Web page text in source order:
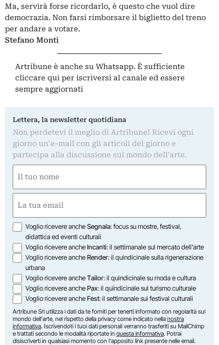
Ma, servirà forse ricordarlo, è questo che vuol dire
democrazia. Non farsi rimborsare il biglietto del treno
per andare a votare.
Stefano Monti
Artribune è anche su Whatsapp. È sufficiente
cliccare qui per iscriversi al canale ed essere
sempre aggiornati
Lettera, la newsletter quotidiana
Non perdetevi il meglio di Artribune! Ricevi ogni
giorno un'e-mail con gli articoli del giorno e
partecipa alla discussione sul mondo dell'arte.
(Required)
First
(Required)
Opzioni
Voglio ricevere ancheSegnala: focus su mostre, festival,
didattica ed eventi culturali
Voglio ricevere ancheIncanti: il settimanale sul mercato dell'arte
Voglio ricevere ancheRender: il quindicinale sulla rigenerazione
urbana
Voglio ricevere ancheTailor: il quindicinale su moda e cultura
Voglio ricevere anchePax: il quindicinale sul turismo culturale
Voglio ricevere ancheFest: il settimanale sui festival culturali
Artribune Srl utilizza i dati da te forniti per tenerti informato con regolarità sul
mondo dell'arte, nel rispetto della privacy come indicato nella nostra
informativa. Iscrivendoti i tuoi dati personali verranno trasferiti su MailChimp
e trattati secondo le modalità riportate in questa informativa. Potrai
disiscriverti in qualsiasi momento con l'apposito link presente nelle email.